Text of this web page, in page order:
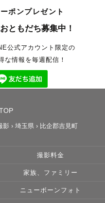
ポンプレゼント
おともだち募集中！
公式アカウント限定の
な情報を毎週配信！
影 › 埼玉県 › 比企郡吉見町
撮影料金
家族、ファミリー
ニューボーンフォト